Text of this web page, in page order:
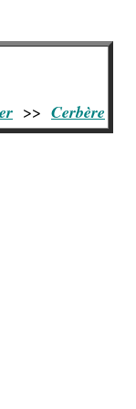
>> Cerbère